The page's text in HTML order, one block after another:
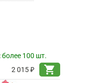
более 100 шт.
2 015 ₽
shopping_cart